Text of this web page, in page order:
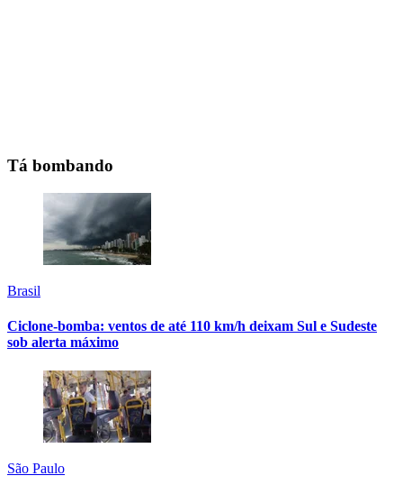
Tá bombando
Brasil
Ciclone-bomba: ventos de até 110 km/h deixam Sul e Sudeste
sob alerta máximo
São Paulo